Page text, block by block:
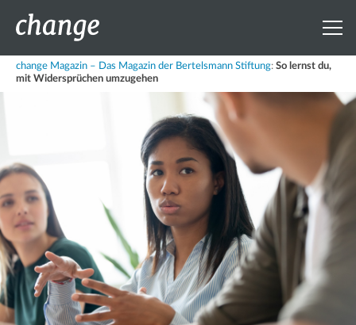
change Magazin – Das Magazin der Bertelsmann Stiftung: So lernst du,
mit Widersprüchen umzugehen